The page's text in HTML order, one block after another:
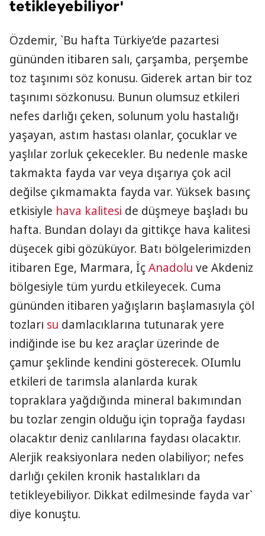
tetikleyebiliyor'
Özdemir, `Bu hafta Türkiye’de pazartesi
gününden itibaren salı, çarşamba, perşembe
toz taşınımı söz konusu. Giderek artan bir toz
taşınımı sözkonusu. Bunun olumsuz etkileri
nefes darlığı çeken, solunum yolu hastalığı
yaşayan, astım hastası olanlar, çocuklar ve
yaşlılar zorluk çekecekler. Bu nedenle maske
takmakta fayda var veya dışarıya çok acil
değilse çıkmamakta fayda var. Yüksek basınç
etkisiyle hava kalitesi de düşmeye başladı bu
hafta. Bundan dolayı da gittikçe hava kalitesi
düşecek gibi gözüküyor. Batı bölgelerimizden
itibaren Ege, Marmara, İçAnadolu ve Akdeniz
bölgesiyle tüm yurdu etkileyecek. Cuma
gününden itibaren yağışların başlamasıyla çöl
tozları su damlacıklarına tutunarak yere
indiğinde ise bu kez araçlar üzerinde de
çamur şeklinde kendini gösterecek. OIumlu
etkileri de tarımsla alanlarda kurak
topraklara yağdığında mineral bakımından
bu tozlar zengin olduğu için toprağa faydası
olacaktır deniz canlılarına faydası olacaktır.
Alerjik reaksiyonlara neden olabiliyor; nefes
darlığı çekilen kronik hastalıkları da
tetikleyebiliyor. Dikkat edilmesinde fayda var`
diye konuştu.